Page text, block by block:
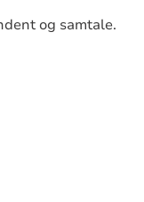
og samtale.